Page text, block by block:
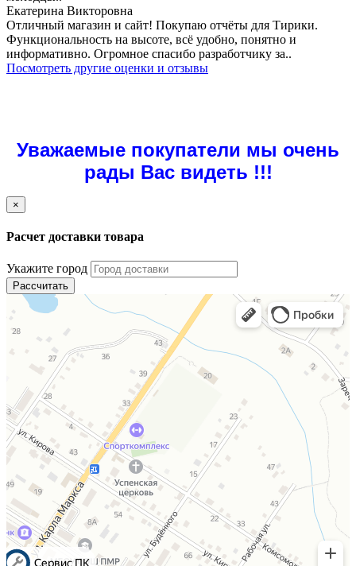
Екатерина Викторовна
Отличный магазин и сайт! Покупаю отчёты для Тирики.
Функциональность на высоте, всё удобно, понятно и
информативно. Огромное спасибо разработчику за..
Посмотреть другие оценки и отзывы
Уважаемые покупатели мы очень
рады Вас видеть !!!
×
Расчет доставки товара
Укажите город
Рассчитать